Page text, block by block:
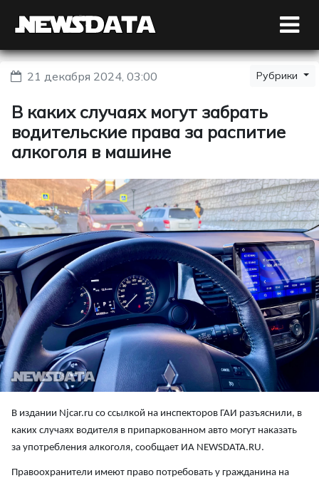
21 декабря 2024, 03:00 Рубрики
В каких случаях могут забрать
водительские права за распитие
алкоголя в машине
В издании Njcar.ru со ссылкой на инспекторов ГАИ разъяснили, в
каких случаях водителя в припаркованном авто могут наказать
за употребления алкоголя, сообщает ИА NEWSDATA.RU.
Правоохранители имеют право потребовать у гражданина на